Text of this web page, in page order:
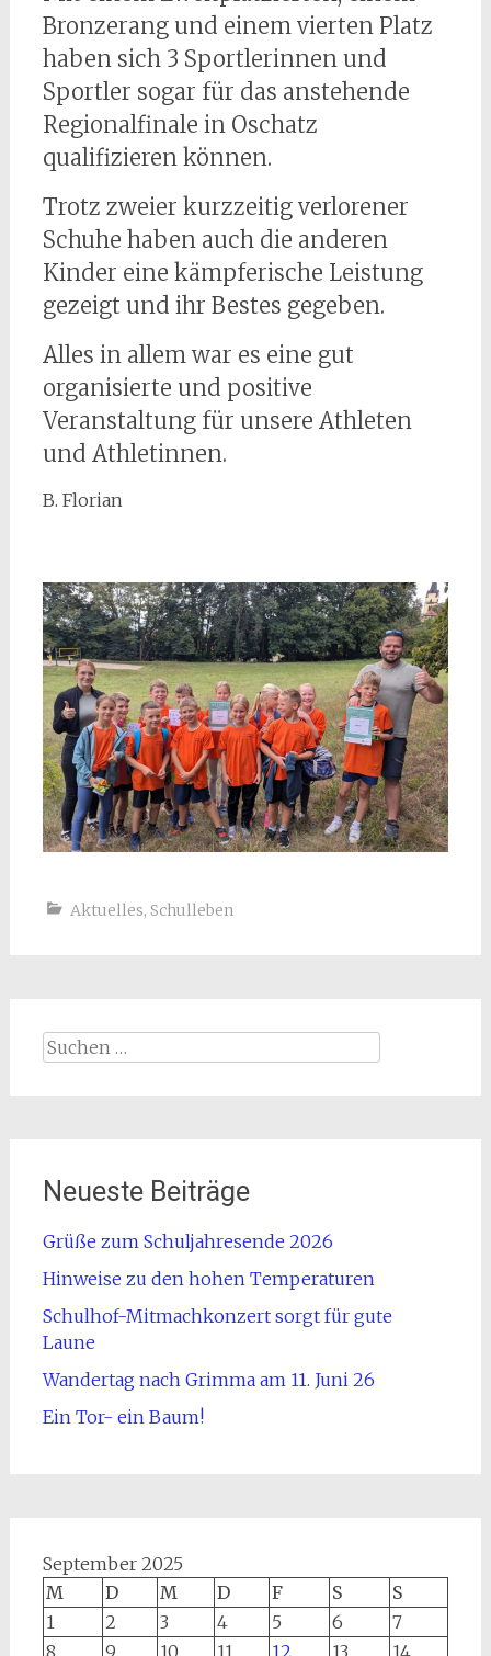
Bronzerang und einem vierten Platz
haben sich 3 Sportlerinnen und
Sportler sogar für das anstehende
Regionalfinale in Oschatz
qualifizieren können.
Trotz zweier kurzzeitig verlorener
Schuhe haben auch die anderen
Kinder eine kämpferische Leistung
gezeigt und ihr Bestes gegeben.
Alles in allem war es eine gut
organisierte und positive
Veranstaltung für unsere Athleten
und Athletinnen.
B. Florian
Aktuelles, Schulleben
Suchen
Neueste Beiträge
Grüße zum Schuljahresende 2026
Hinweise zu den hohen Temperaturen
Schulhof-Mitmachkonzert sorgt für gute
Laune
Wandertag nach Grimma am 11. Juni 26
Ein Tor- ein Baum!
September 2025
M
D M D F S
S
1
2 3 4 5 6
7